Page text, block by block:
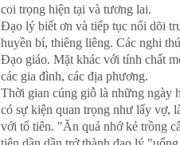
coi trọng hiện tại và tương lai.
Đạo lý biết ơn và tiếp tục nối dõi
huyền bí, thiêng liêng. Các nghi
Đạo giáo. Mặt khác với tính chất
các gia đình, các địa phương.
Thời gian cúng giỗ là những ngày
có sự kiện quan trọng như lấy vợ,
với tổ tiên. "Ăn quả nhớ kẻ trồng